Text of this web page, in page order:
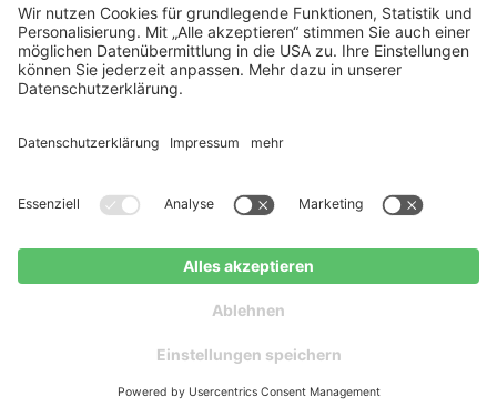
Kommentaren, Ton- oder Bilddateien, erfolgt
zeitlich unbeschränkt. Diese können nach
Beendigung des Nutzungsverhältnisses
Anonymisierung von Beiträgen, die den
ausgeschiedenen Nutzer namentlich
erwähnen, ohne von diesem erstellt worden zu
sein, ist die Betreiberin nicht verpflichtet.
6.3. Alle im Zusammenhang mit von 3e-
energy oder seinen Kooperationspartnern
erbrachten Diensten entstandenen Daten